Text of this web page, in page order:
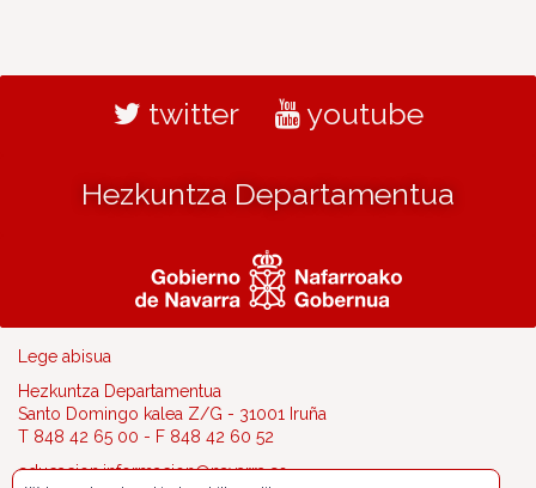
twitter youtube
Hezkuntza Departamentua
Lege abisua
Hezkuntza Departamentua
Santo Domingo kalea Z/G - 31001 Iruña
T 848 42 65 00 - F 848 42 60 52
educacion.informacion@navarra.es